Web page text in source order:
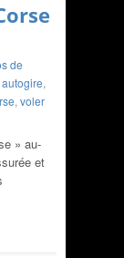
de
autogire,
, voler
» au-
et